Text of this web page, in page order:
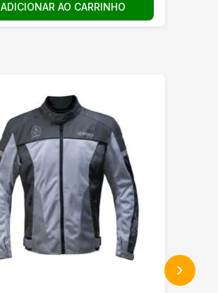
ADICIONAR AO CARRINHO